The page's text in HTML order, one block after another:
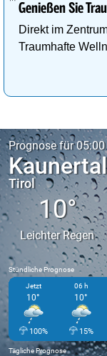
Genießen Sie
Direkt im
Traumhafte
Prognose für 05:00
Tirol
10°
Leichter Regen
Stündliche Prognose
Jetzt
10°
100%
06 h
10°
15%
Tägliche Prognose